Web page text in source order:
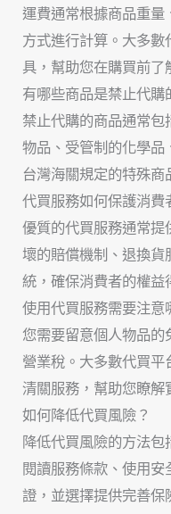
運費通常根據商品重
方式進行計算。大多
具，幫助您在購買前了
有哪些商品是禁止代購
禁止代購的商品通常
物品、受管制的化學品
台灣海關規定的特殊商
代買服務如何保護消費
優質的代買服務通常提
壞的賠償機制、退換
統，確保消費者的權益
使用代買服務需要注意
您需要留意個人物品
營業稅。大多數代買
清關服務，幫助您瞭解
如何降低代買風險？
降低代買風險的方法
閱讀服務條款、使用
證，並選擇提供完善保